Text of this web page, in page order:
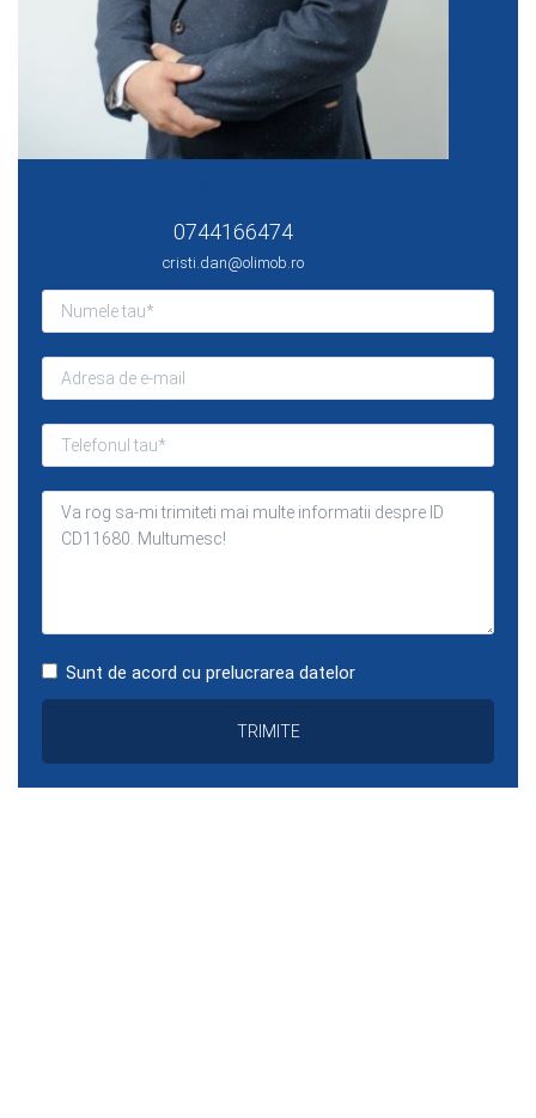
0744166474
cristi.dan@olimob.ro
Sunt de acord cu prelucrarea datelor